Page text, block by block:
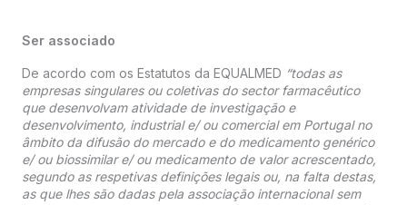
Ser associado
De acordo com os Estatutos da EQUALMED “todas as
empresas singulares ou coletivas do sector farmacêutico
que desenvolvam atividade de investigação e
desenvolvimento, industrial e/ ou comercial em Portugal no
âmbito da difusão do mercado e do medicamento genérico
e/ ou biossimilar e/ ou medicamento de valor acrescentado,
segundo as respetivas definições legais ou, na falta destas,
as que lhes são dadas pela associação internacional sem